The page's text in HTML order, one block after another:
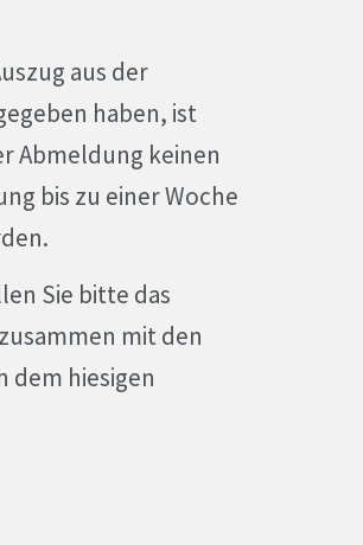
aus der
haben, ist
Abmeldung keinen
bis zu einer Woche
Sie bitte das
mit den
dem hiesigen